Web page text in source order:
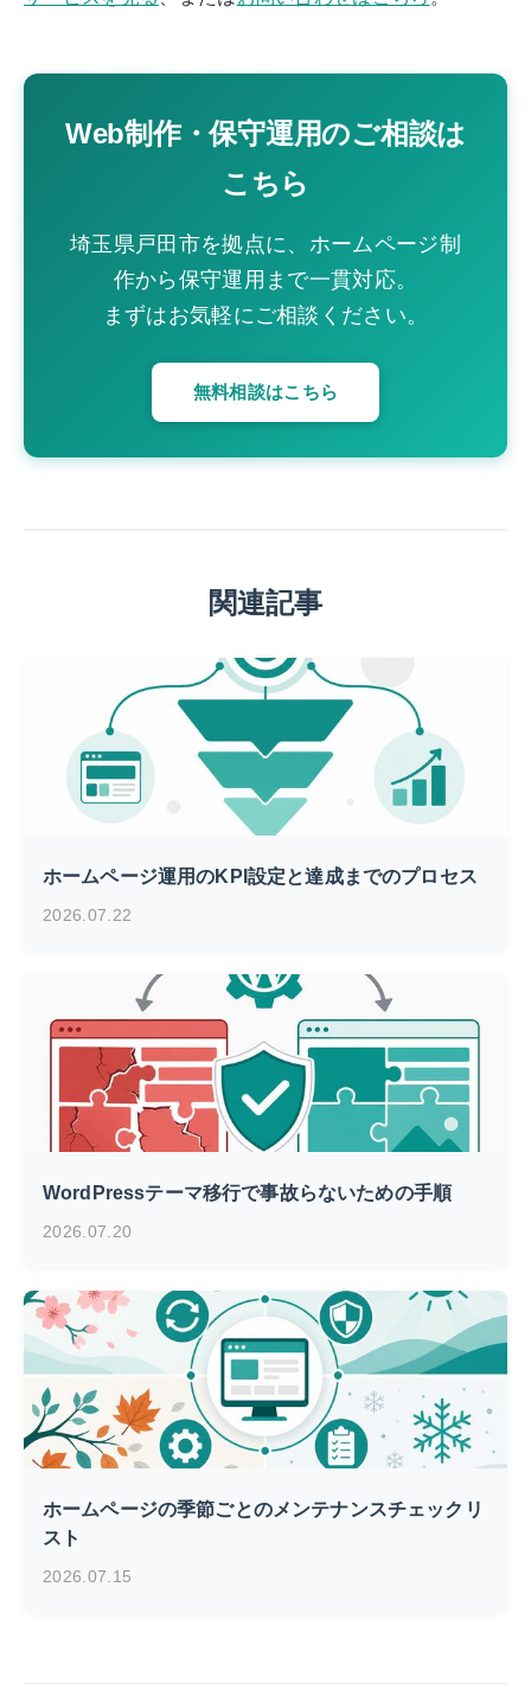
Web制作・保守運用のご相談は
こちら
埼玉県戸田市を拠点に、ホームページ制
作から保守運用まで一貫対応。
まずはお気軽にご相談ください。
無料相談はこちら
関連記事
ホームページ運用のKPI設定と達成までのプロセス
2026.07.22
WordPressテーマ移行で事故らないための手順
2026.07.20
ホームページの季節ごとのメンテナンスチェックリ
スト
2026.07.15